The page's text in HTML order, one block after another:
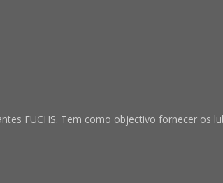
FUCHS. Tem como objectivo fornecer os